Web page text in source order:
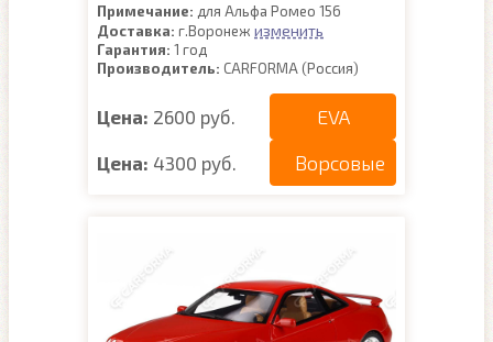
Примечание: для Альфа Ромео 156
Доставка: г.Воронеж изменить
Гарантия: 1 год
Производитель: CARFORMA (Россия)
Цена: 2600 руб. EVA
Цена: 4300 руб. Ворсовые